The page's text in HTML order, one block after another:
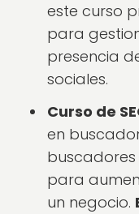
este curso
para
presencia
sociales.
Curso de
en
buscadores
para
un negocio.